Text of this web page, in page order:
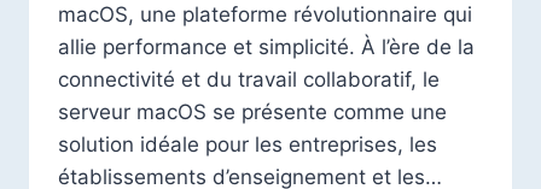
macOS, une plateforme révolutionnaire qui
allie performance et simplicité. À l’ère de la
connectivité et du travail collaboratif, le
serveur macOS se présente comme une
solution idéale pour les entreprises, les
établissements d’enseignement et les…